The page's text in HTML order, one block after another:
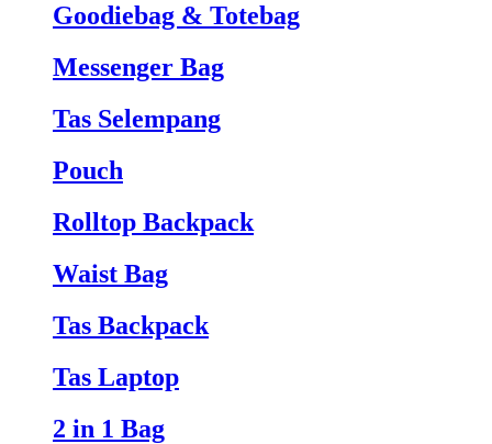
Goodiebag & Totebag
Messenger Bag
Tas Selempang
Pouch
Rolltop Backpack
Waist Bag
Tas Backpack
Tas Laptop
2 in 1 Bag